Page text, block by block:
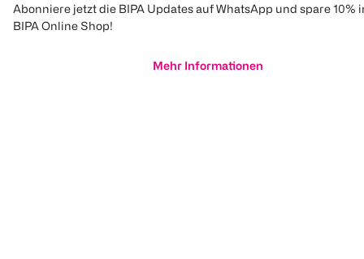
Abonniere jetzt die BIPA Updates auf WhatsApp und spare 10%
BIPA Online Shop!
Mehr Informationen